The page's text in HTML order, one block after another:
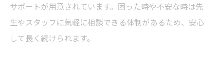
サポートが用意されています。困った時や不安な時は先
生やスタッフに気軽に相談できる体制があるため、安心
して長く続けられます。